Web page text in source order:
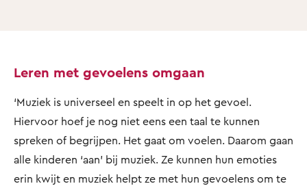
Leren met gevoelens omgaan
‘Muziek is universeel en speelt in op het gevoel.
Hiervoor hoef je nog niet eens een taal te kunnen
spreken of begrijpen. Het gaat om voelen. Daarom gaan
alle kinderen ‘aan’ bij muziek. Ze kunnen hun emoties
erin kwijt en muziek helpt ze met hun gevoelens om te